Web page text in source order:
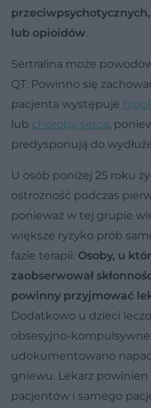
lub opioidów.
Sertralina może
QT. Powinno się
pacjenta występuje
lub choroby serca,
predysponują do
U osób poniżej 25 roku
ostrożność podczas
ponieważ w tej grupie
większe ryzyko prób
fazie terapii. Osoby, u
zaobserwował
powinny przyjmować
Dodatkowo u dzieci
obsesyjno-
udokumentowano
gniewu. Lekarz
pacjentów i samego